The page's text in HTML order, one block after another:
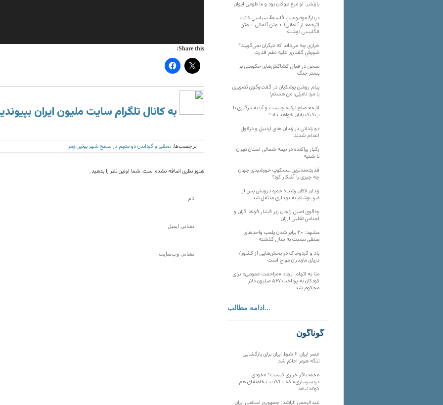
Share this:
به کانال تلگرام سایت ملیون ایران
برچسب‌ها: تحقیر و گرداندن دو متهم در سطح شهر بوئین زهرا
هنوز نظری اضافه نشده است. شما اولین نظر را بدهید.
بازنشر: او مرغ طوفان بود و ما طوطی ایوان
دربارهٔ موضوعیتِ فلسفهٔ سیاسیِ کانت
(ترجمه از آلمانی) + متن آلمانی + متن
انگلیسی نوشته
خرازی چه می‌داند که دیگران نمی‌گویند؟؛
شورشِ گفتاری علیه نظم قدرت
سخن در قبال کشاکش‌های حکومتی بر
بستر جنگ
پیام روشن پزشکیان در گفت‌و‌گوی تصویری
با مرد نامرئی: من هستم!
لایحه صلح ترکیه چیست و آیا به درگیری با
پ‌ک‌ک پایان خواهد داد؟
دو زندانی در زندان های اردبیل و دزفول
اعدام شدند
رگبار پراکنده در نیمه شمالی استان تهران
تا شنبه
قدرت‌مندترین تلسکوپ خورشیدی جهان
چه چیزی را آشکار کرد؟
زندان لاکان رشت؛ حمزه درویش پس از
ضرب‌وشتم به بهداری منتقل شد
چاقوی اصیل زنجان زیر فشار فولاد گران و
اجناس تقلبی ارزان
مشهد؛ ۲۰ برابر شدن پلمب واحدهای
صنفی نسبت به سال گذشته
باد و گردوخاک در بخش‌هایی از کشور/
دریای مازندران مواج است
متا به اتهام ایجاد «مزاحمت عمومی» برای
کودکان به پرداخت ۵۶۷ میلیون دلار
محکوم شد
ادامه مطالب...
گوناگون
عصر ایران: ۶ شرط ایران برای بازگشایی
تنگه هرمز اعلام شد
محمدباقر خرازی کیست؟ «خودیِ
دردسرسازی» که با تکذیب خامنه‌ای هم
کوتاه نیامد
عبدالرحمن الراشد: جمهوری اسلامی ایران